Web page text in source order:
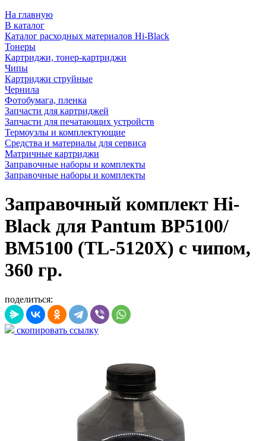
На главную
В каталог
Каталог расходных материалов Hi-Black
Тонеры
Картриджи, тонер-картриджи
Чипы
Картриджи струйные
Чернила
Фотобумага, пленка
Запчасти для картриджей
Запчасти для печатающих устройств
Термоузлы и комплектующие
Средства и материалы для сервиса
Матричные картриджи
Заправочные наборы и комплекты
Заправочные наборы и комплекты
Заправочный комплект Hi-
Black для Pantum BP5100/
BM5100 (TL-5120Х) с чипом,
360 гр.
поделиться:
скопировать ссылку